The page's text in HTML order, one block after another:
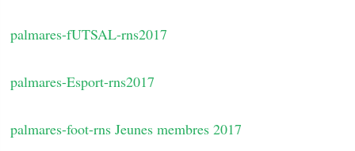
palmares-fUTSAL-rns2017
palmares-Esport-rns2017
palmares-foot-rns Jeunes membres 2017